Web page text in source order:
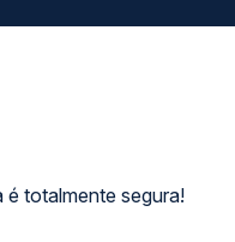
é totalmente segura!